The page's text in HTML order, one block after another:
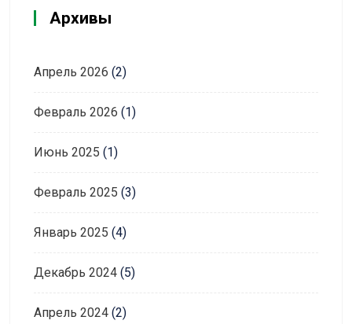
Архивы
Апрель 2026 (2)
Февраль 2026 (1)
Июнь 2025 (1)
Февраль 2025 (3)
Январь 2025 (4)
Декабрь 2024 (5)
Апрель 2024 (2)